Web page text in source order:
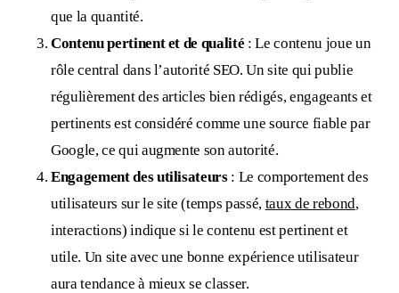
que la quantité.
Contenu pertinent et de qualité : Le contenu joue un
rôle central dans l’autorité SEO. Un site qui publie
régulièrement des articles bien rédigés, engageants et
pertinents est considéré comme une source fiable par
Google, ce qui augmente son autorité.
Engagement des utilisateurs: Le comportement des
utilisateurs sur le site (temps passé, taux de rebond,
interactions) indique si le contenu est pertinent et
utile. Un site avec une bonne expérience utilisateur
aura tendance à mieux se classer.